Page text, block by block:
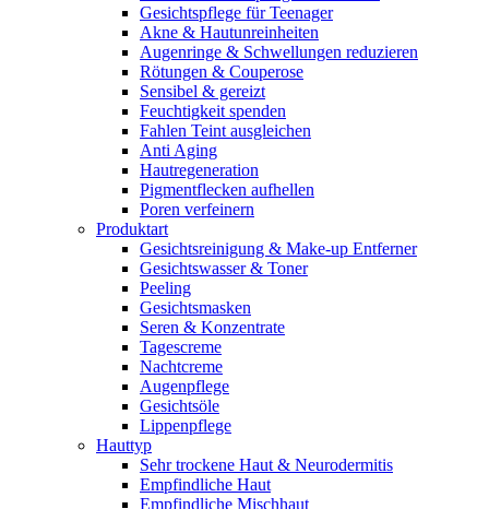
Gesichtspflege für Teenager
Akne & Hautunreinheiten
Augenringe & Schwellungen reduzieren
Rötungen & Couperose
Sensibel & gereizt
Feuchtigkeit spenden
Fahlen Teint ausgleichen
Anti Aging
Hautregeneration
Pigmentflecken aufhellen
Poren verfeinern
Produktart
Gesichtsreinigung & Make-up Entferner
Gesichtswasser & Toner
Peeling
Gesichtsmasken
Seren & Konzentrate
Tagescreme
Nachtcreme
Augenpflege
Gesichtsöle
Lippenpflege
Hauttyp
Sehr trockene Haut & Neurodermitis
Empfindliche Haut
Empfindliche Mischhaut